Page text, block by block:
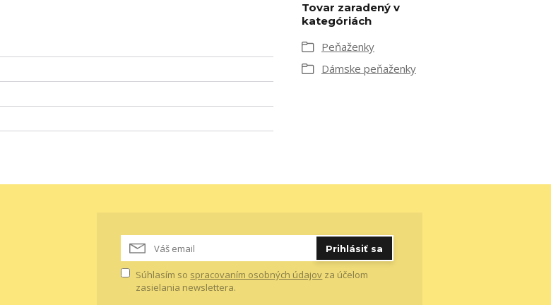
Tovar zaradený v
kategóriách
Peňaženky
Dámske peňaženky
Prihlásiť sa
Súhlasím so spracovaním osobných údajov za účelom
zasielania newslettera.